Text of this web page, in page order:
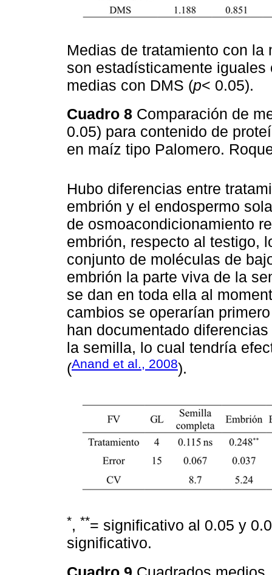
Medias de tratamiento con
son estadísticamente
medias con DMS (p< 0.05).
Cuadro 8 Comparación de
0.05) para contenido de
en maíz tipo Palomero.
Hubo diferencias entre
embrión y el endospermo
de osmoacondicionamiento
embrión, respecto al testigo,
conjunto de moléculas de
embrión la parte viva de la
se dan en toda ella al
cambios se operarían
han documentado
la semilla, lo cual tendría
(Anand et al., 2008).
*, **= significativo al 0.05 y
significativo.